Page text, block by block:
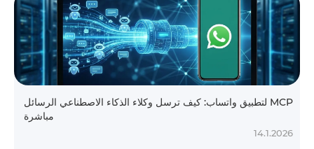
MCP لتطبيق واتساب: كيف ترسل وكلاء الذكاء الاصطناعي الرسائل
مباشرة
14.1.2026